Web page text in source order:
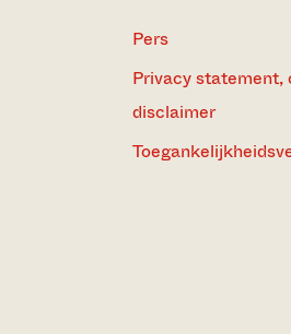
Pers
Privacy statement,
disclaimer